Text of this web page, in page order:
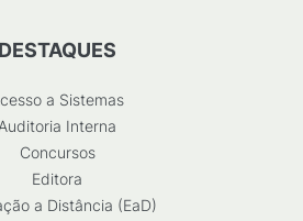
DESTAQUES
a Sistemas
Auditoria Interna
Concursos
Editora
a Distância (EaD)